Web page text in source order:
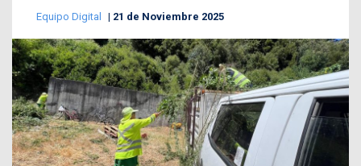
Equipo Digital 21 de Noviembre 2025